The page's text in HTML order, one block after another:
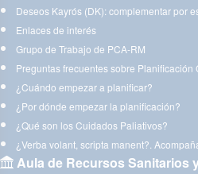
Deseos Kayrós (DK): complementar por
Enlaces de interés
Grupo de Trabajo de PCA-RM
Preguntas frecuentes sobre Planificación
¿Cuándo empezar a planificar?
¿Por dónde empezar la planificación?
¿Qué son los Cuidados Paliativos?
¿Verba volant, scripta manent?.
Aula de Recursos Sanitarios